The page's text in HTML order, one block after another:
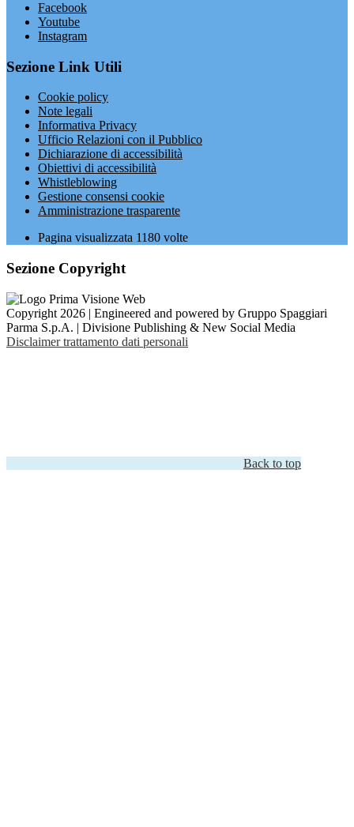
Facebook
Youtube
Instagram
Sezione Link Utili
Cookie policy
Note legali
Informativa Privacy
Ufficio Relazioni con il Pubblico
Dichiarazione di accessibilità
Obiettivi di accessibilità
Whistleblowing
Gestione consensi cookie
Amministrazione trasparente
Pagina visualizzata 1180 volte
Sezione Copyright
Copyright 2026 | Engineered and powered by Gruppo Spaggiari
Parma S.p.A. | Divisione Publishing & New Social Media
Disclaimer trattamento dati personali
Back to top